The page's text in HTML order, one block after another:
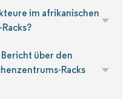
im afrikanischen
über den
Racks